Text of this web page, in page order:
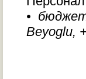
•
Beyoglu,